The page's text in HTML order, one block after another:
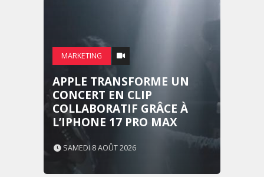
MARKETING
APPLE TRANSFORME UN
CONCERT EN CLIP
COLLABORATIF GRÂCE À
L’IPHONE 17 PRO MAX
SAMEDI 8 AOÛT 2026